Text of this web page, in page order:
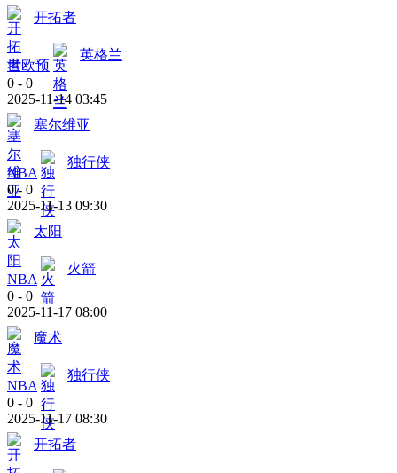
开拓者
世欧预
英格兰
0 - 0
2025-11-14 03:45
塞尔维亚
NBA
独行侠
0 - 0
2025-11-13 09:30
太阳
NBA
火箭
0 - 0
2025-11-17 08:00
魔术
NBA
独行侠
0 - 0
2025-11-17 08:30
开拓者